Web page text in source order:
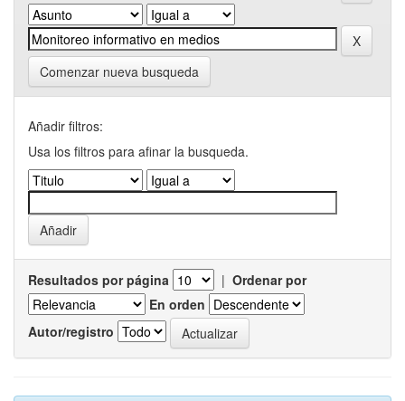
Comenzar nueva busqueda
Añadir filtros:
Usa los filtros para afinar la busqueda.
Resultados por página | Ordenar por
En orden
Autor/registro